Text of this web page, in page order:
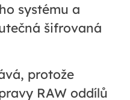
systému a
šifrovaná
protože
RAW oddílů